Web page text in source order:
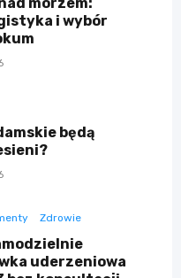
morzem:
i wybór
będą
Zdrowie
uderzeniowa